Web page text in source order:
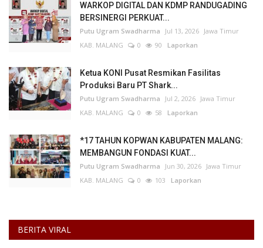
WARKOP DIGITAL DAN KDMP RANDUGADING
BERSINERGI PERKUAT...
Putu Ugram Swadharma Jul 13, 2026 Jawa Timur
KAB. MALANG
0 90 Laporkan
Ketua KONI Pusat Resmikan Fasilitas
Produksi Baru PT Shark...
Putu Ugram Swadharma Jul 2, 2026 Jawa Timur
KAB. MALANG
0 58 Laporkan
*17 TAHUN KOPWAN KABUPATEN MALANG:
MEMBANGUN FONDASI KUAT...
Putu Ugram Swadharma Jun 30, 2026 Jawa Timur
KAB. MALANG
0 103 Laporkan
BERITA VIRAL